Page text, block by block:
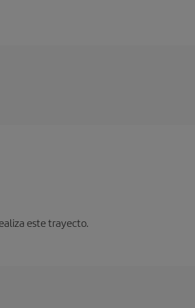
este trayecto.